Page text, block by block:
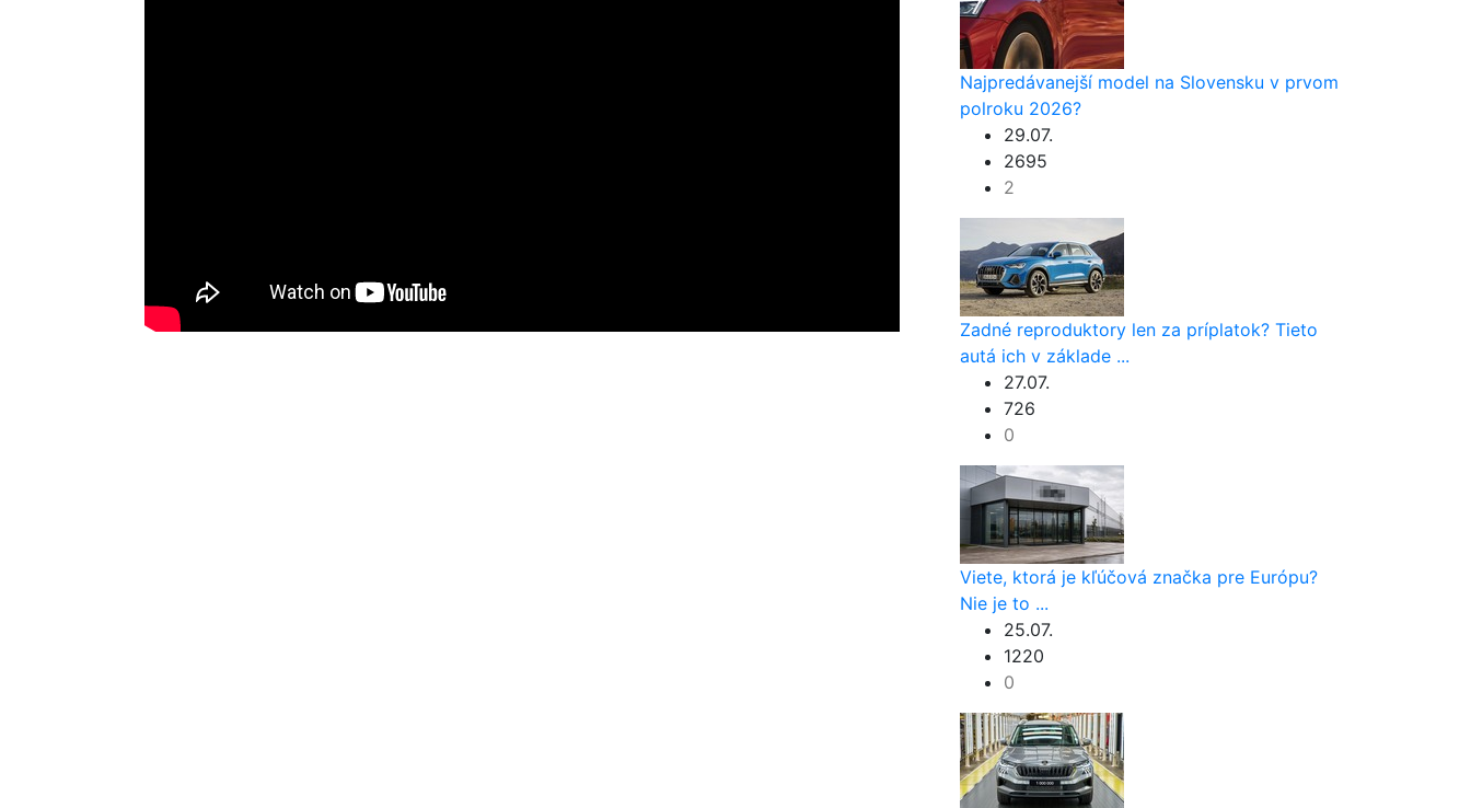
Najpredávanejší model na Slovensku v prvom
polroku 2026?
29.07.
2695
2
Zadné reproduktory len za príplatok? Tieto
autá ich v základe ...
27.07.
726
0
Viete, ktorá je kľúčová značka pre Európu?
Nie je to ...
25.07.
1220
0